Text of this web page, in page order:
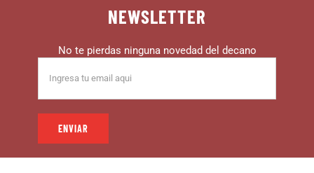
NEWSLETTER
No te pierdas ninguna novedad del decano